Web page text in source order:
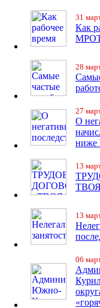
31
Как
28
27
О
13
ТВОЯ
13
06